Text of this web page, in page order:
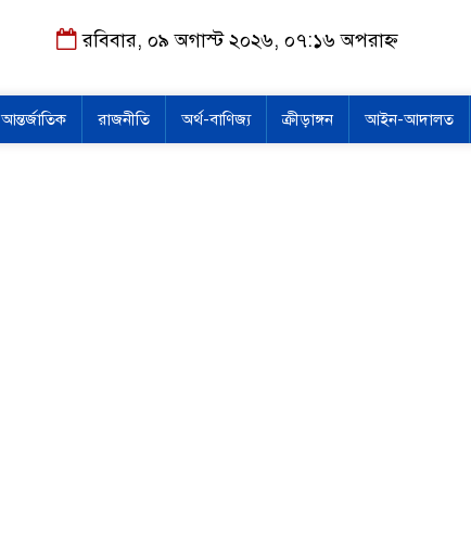
রবিবার, ০৯ অগাস্ট ২০২৬, ০৭:১৬ অপরাহ্ন
আন্তর্জাতিক রাজনীতি অর্থ-বাণিজ্য ক্রীড়াঙ্গন আইন-আদালত